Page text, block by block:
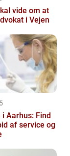
vide om at
i Vejen
Aarhus: Find
af service og